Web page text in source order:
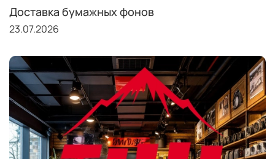
Доставка бумажных фонов
23.07.2026